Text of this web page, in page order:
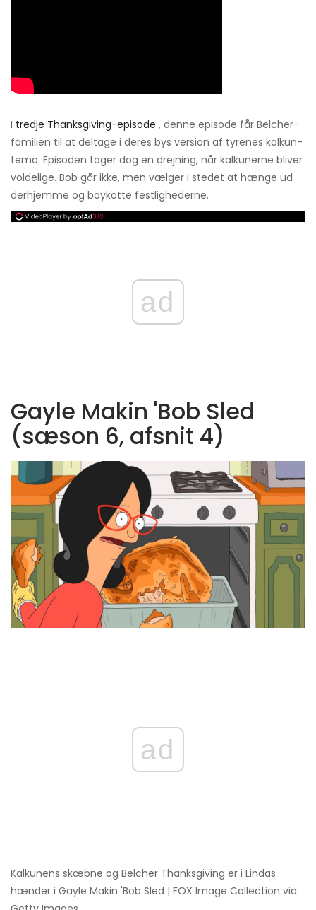
I tredje Thanksgiving-episode , denne episode får Belcher-
familien til at deltage i deres bys version af tyrenes kalkun-
tema. Episoden tager dog en drejning, når kalkunerne bliver
voldelige. Bob går ikke, men vælger i stedet at hænge ud
derhjemme og boykotte festlighederne.
ad
Gayle Makin 'Bob Sled
(sæson 6, afsnit 4)
ad
Kalkunens skæbne og Belcher Thanksgiving er i Lindas
hænder i Gayle Makin 'Bob Sled | FOX Image Collection via